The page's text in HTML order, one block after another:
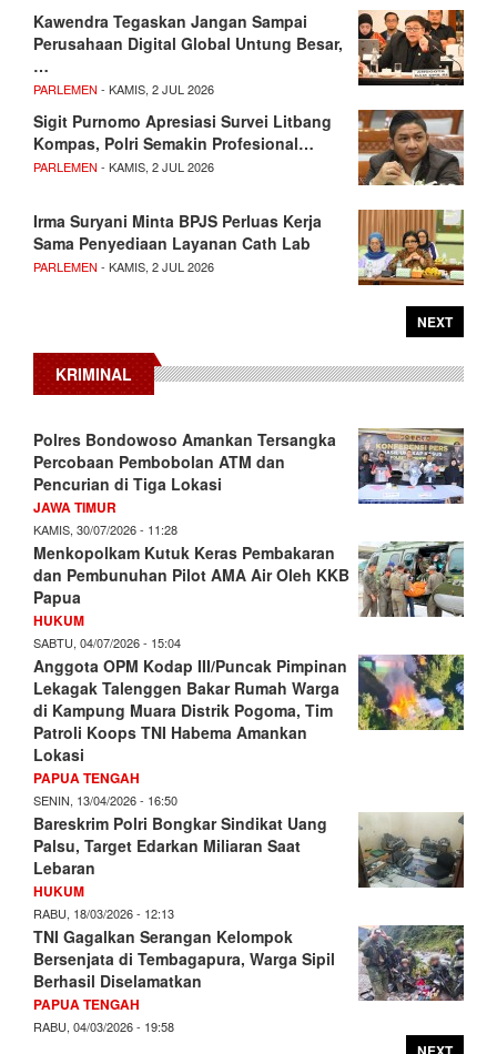
Kawendra Tegaskan Jangan Sampai
Perusahaan Digital Global Untung Besar,
…
PARLEMEN - KAMIS, 2 JUL 2026
Sigit Purnomo Apresiasi Survei Litbang
Kompas, Polri Semakin Profesional…
PARLEMEN - KAMIS, 2 JUL 2026
Irma Suryani Minta BPJS Perluas Kerja
Sama Penyediaan Layanan Cath Lab
PARLEMEN - KAMIS, 2 JUL 2026
NEXT
KRIMINAL
Polres Bondowoso Amankan Tersangka
Percobaan Pembobolan ATM dan
Pencurian di Tiga Lokasi
JAWA TIMUR
KAMIS, 30/07/2026 - 11:28
Menkopolkam Kutuk Keras Pembakaran
dan Pembunuhan Pilot AMA Air Oleh KKB
Papua
HUKUM
SABTU, 04/07/2026 - 15:04
Anggota OPM Kodap III/Puncak Pimpinan
Lekagak Talenggen Bakar Rumah Warga
di Kampung Muara Distrik Pogoma, Tim
Patroli Koops TNI Habema Amankan
Lokasi
PAPUA TENGAH
SENIN, 13/04/2026 - 16:50
Bareskrim Polri Bongkar Sindikat Uang
Palsu, Target Edarkan Miliaran Saat
Lebaran
HUKUM
RABU, 18/03/2026 - 12:13
TNI Gagalkan Serangan Kelompok
Bersenjata di Tembagapura, Warga Sipil
Berhasil Diselamatkan
PAPUA TENGAH
RABU, 04/03/2026 - 19:58